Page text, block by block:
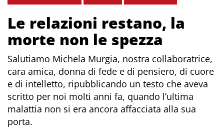
Le relazioni restano, la
morte non le spezza
Salutiamo Michela Murgia, nostra collaboratrice,
cara amica, donna di fede e di pensiero, di cuore
e di intelletto, ripubblicando un testo che aveva
scritto per noi molti anni fa, quando l’ultima
malattia non si era ancora affacciata alla sua
porta.